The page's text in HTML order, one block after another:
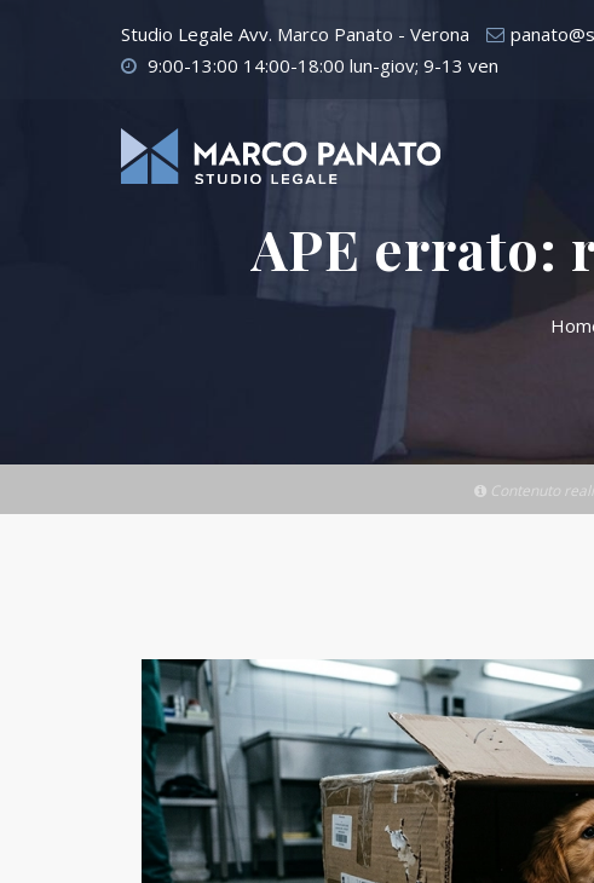
Studio Legale Avv. Marco Panato - Verona
9:00-13:00 14:00-18:00 lun-giov; 9-13 ven
APE errato:
Contenuto